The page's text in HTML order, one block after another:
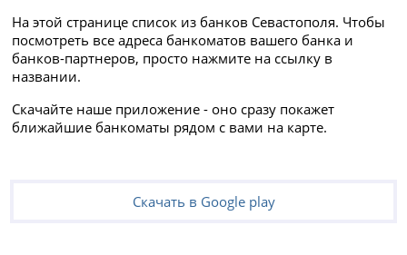
На этой странице список из банков Севастополя. Чтобы
посмотреть все адреса банкоматов вашего банка и
банков-партнеров, просто нажмите на ссылку в
названии.
Скачайте наше приложение - оно сразу покажет
ближайшие банкоматы рядом с вами на карте.
Скачать в Google play